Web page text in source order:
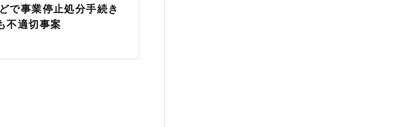
で事業停止処分手続き
適切事案